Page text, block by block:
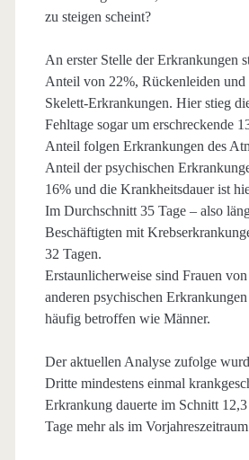
zu steigen scheint?
An erster Stelle der Erkrankungen
Anteil von 22%, Rückenleiden und
Skelett-Erkrankungen. Hier stieg
Fehltage sogar um erschreckende
Anteil folgen Erkrankungen des
Anteil der psychischen
16% und die Krankheitsdauer ist
Im Durchschnitt 35 Tage – also
Beschäftigten mit
32 Tagen.
Erstaunlicherweise sind Frauen
anderen psychischen
häufig betroffen wie Männer.
Der aktuellen Analyse zufolge
Dritte mindestens einmal
Erkrankung dauerte im Schnitt
Tage mehr als im